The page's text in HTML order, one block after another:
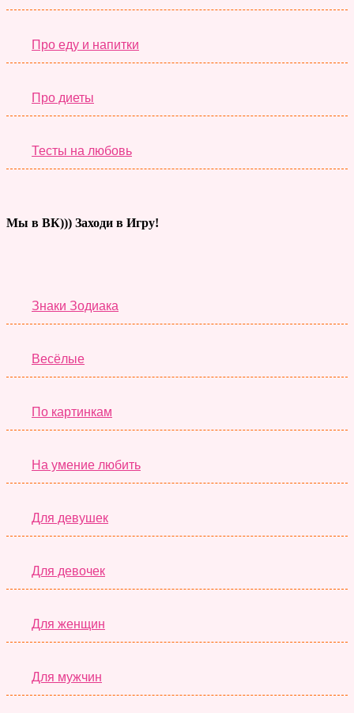
Про еду и напитки
Про диеты
Тесты на любовь
Мы в ВК))) Заходи в Игру!
Знаки Зодиака
Весёлые
По картинкам
На умение любить
Для девушек
Для девочек
Для женщин
Для мужчин